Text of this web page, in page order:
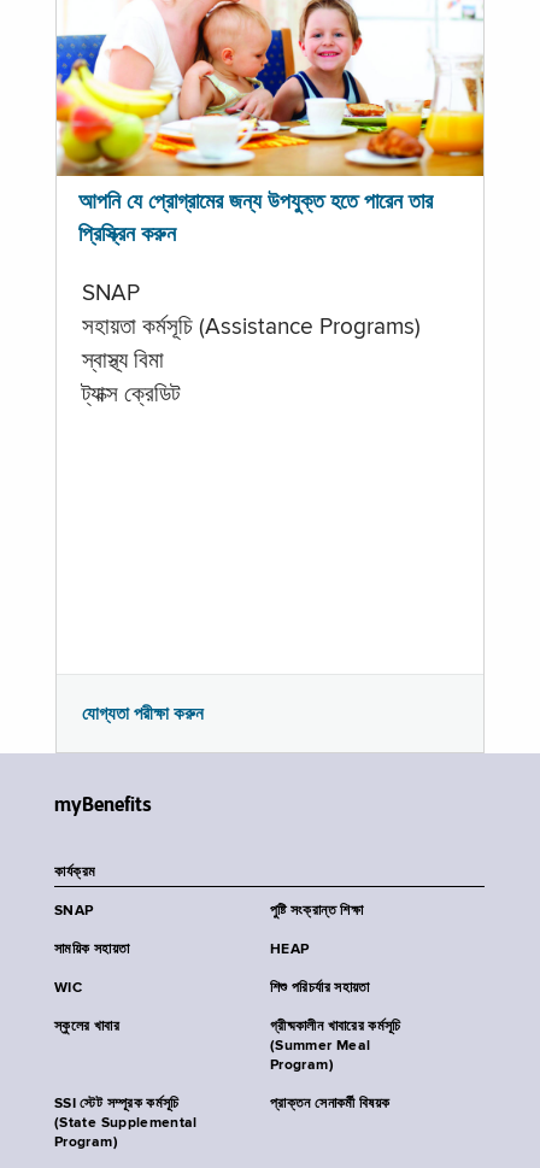
আপনি যে প্রোগ্রামের জন্য উপযুক্ত হতে পারেন তার
প্রিস্ক্রিন করুন
SNAP
সহায়তা কর্মসূচি (Assistance Programs)
স্বাস্থ্য বিমা
ট্যাক্স ক্রেডিট
যোগ্যতা পরীক্ষা করুন
myBenefits
কার্যক্রম
SNAP পুষ্টি সংক্রান্ত শিক্ষা
সাময়িক সহায়তা HEAP
WIC শিশু পরিচর্যার সহায়তা
স্কুলের খাবার
গ্রীষ্মকালীন খাবারের কর্মসূচি
(Summer Meal
Program)
SSI স্টেট সম্পূরক কর্মসূচি
(State Supplemental
Program)
প্রাক্তন সেনাকর্মী বিষয়ক